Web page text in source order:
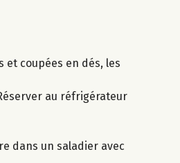
et coupées en dés, les
au réfrigérateur
dans un saladier avec